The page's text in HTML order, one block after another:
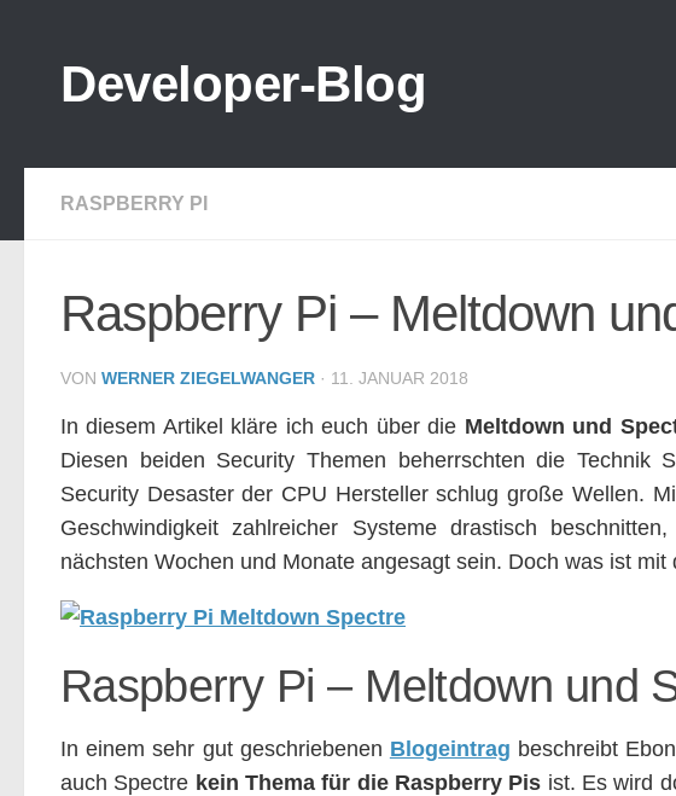
Developer-Blog
RASPBERRY PI
Raspberry Pi – Meltdown
VON WERNER ZIEGELWANGER · 11. JANUAR 2018
In diesem Artikel kläre ich euch über die Meltdown und
Diesen beiden Security Themen beherrschten die Technik
Security Desaster der CPU Hersteller schlug große Wellen.
Geschwindigkeit zahlreicher Systeme drastisch
nächsten Wochen und Monate angesagt sein. Doch was ist mit
Raspberry Pi – Meltdown und
In einem sehr gut geschriebenen Blogeintrag beschreibt
auch Spectre kein Thema für die Raspberry Pis ist. Es wird